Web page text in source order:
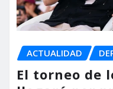
ACTUALIDAD
El torneo de